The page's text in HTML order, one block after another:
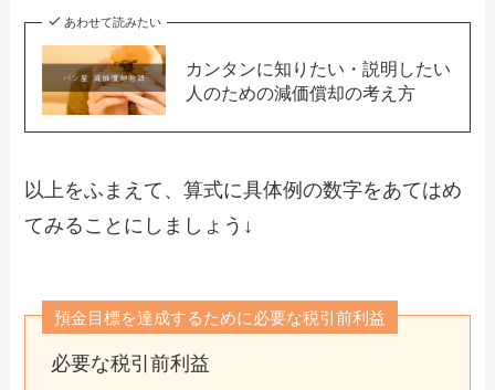
あわせて読みたい
カンタンに知りたい・説明したい
人のための減価償却の考え方
以上をふまえて、算式に具体例の数字をあてはめ
てみることにしましょう↓
預金目標を達成するために必要な税引前利益
必要な税引前利益